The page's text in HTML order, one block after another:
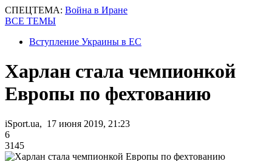
СПЕЦТЕМА: Война в Иране
ВСЕ ТЕМЫ
Вступление Украины в ЕС
Харлан стала чемпионкой
Европы по фехтованию
iSport.ua, 17 июня 2019, 21:23
6
3145